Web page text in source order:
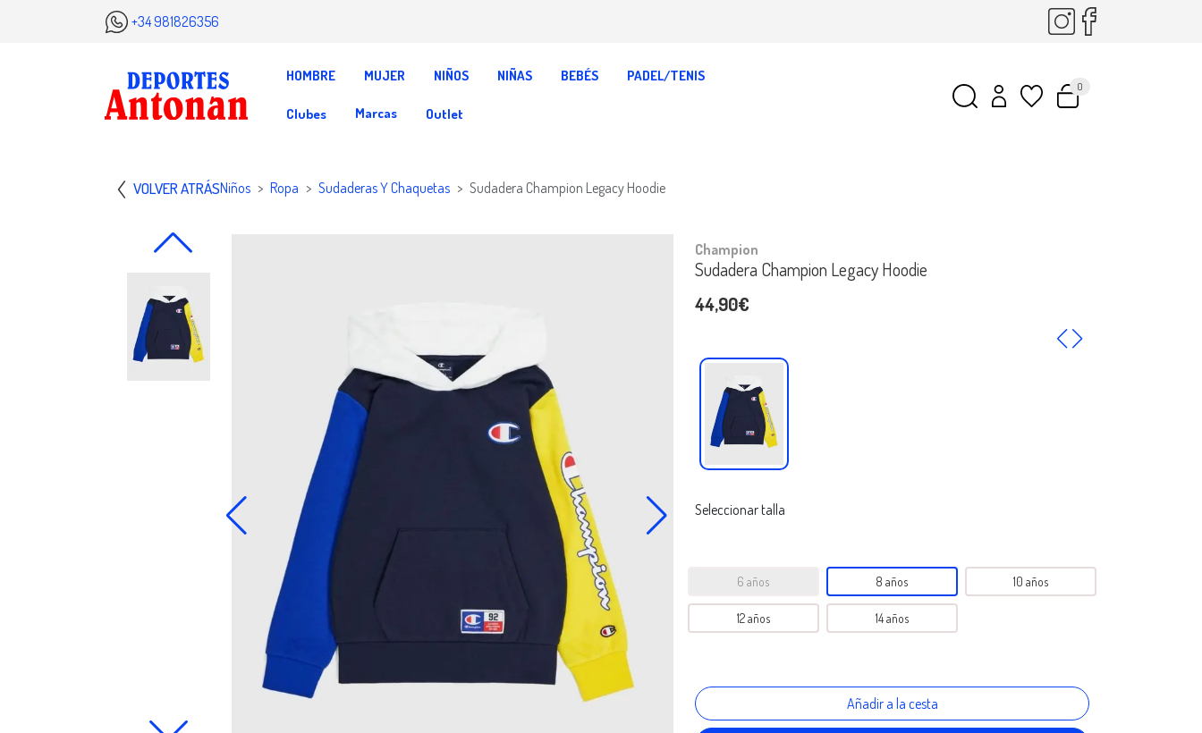
+34 981826356
HOMBRE MUJER NIÑOS NIÑAS BEBÉS PADEL/TENIS
Clubes Marcas Outlet
0
VOLVER ATRÁSNiños Ropa Sudaderas Y Chaquetas Sudadera Champion Legacy Hoodie
Champion
Sudadera Champion Legacy Hoodie
44,90€
Seleccionar talla
6 años 8 años 10 años
12 años 14 años